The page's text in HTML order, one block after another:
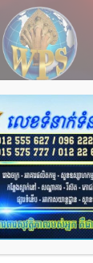
វសារធាតុញៀនខុសច្
ាក់